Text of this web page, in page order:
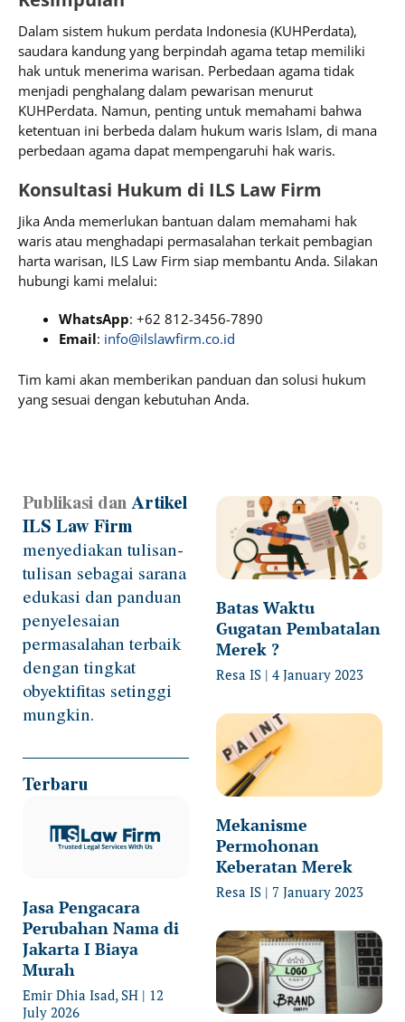
Dalam sistem hukum perdata Indonesia (KUHPerdata),
saudara kandung yang berpindah agama tetap memiliki
hak untuk menerima warisan. Perbedaan agama tidak
menjadi penghalang dalam pewarisan menurut
KUHPerdata. Namun, penting untuk memahami bahwa
ketentuan ini berbeda dalam hukum waris Islam, di mana
perbedaan agama dapat mempengaruhi hak waris.
Konsultasi Hukum di ILS Law Firm
Jika Anda memerlukan bantuan dalam memahami hak
waris atau menghadapi permasalahan terkait pembagian
harta warisan, ILS Law Firm siap membantu Anda. Silakan
hubungi kami melalui:
WhatsApp: +62 812-3456-7890
Email: info@ilslawfirm.co.id
Tim kami akan memberikan panduan dan solusi hukum
yang sesuai dengan kebutuhan Anda.
Publikasi danArtikel
ILS Law Firm
menyediakan tulisan-
tulisan sebagai sarana
edukasi dan panduan
penyelesaian
permasalahan terbaik
dengan tingkat
obyektifitas setinggi
mungkin.
Terbaru
Jasa Pengacara
Perubahan Nama di
Jakarta I Biaya
Murah
Emir Dhia Isad, SH
12
July 2026
Batas Waktu
Gugatan Pembatalan
Merek ?
Resa IS 4 January 2023
Mekanisme
Permohonan
Keberatan Merek
Resa IS 7 January 2023
PagePagePage Page